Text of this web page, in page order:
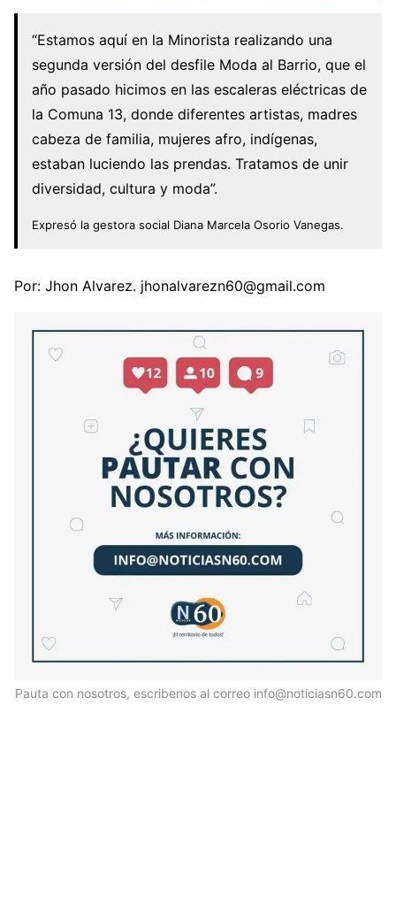
“Estamos aquí en la Minorista realizando una
segunda versión del desfile Moda al Barrio, que el
año pasado hicimos en las escaleras eléctricas de
la Comuna 13, donde diferentes artistas, madres
cabeza de familia, mujeres afro, indígenas,
estaban luciendo las prendas. Tratamos de unir
diversidad, cultura y moda”.
Expresó la gestora social Diana Marcela Osorio Vanegas.
Por: Jhon Alvarez. jhonalvarezn60@gmail.com
Pauta con nosotros, escribenos al correo info@noticiasn60.com